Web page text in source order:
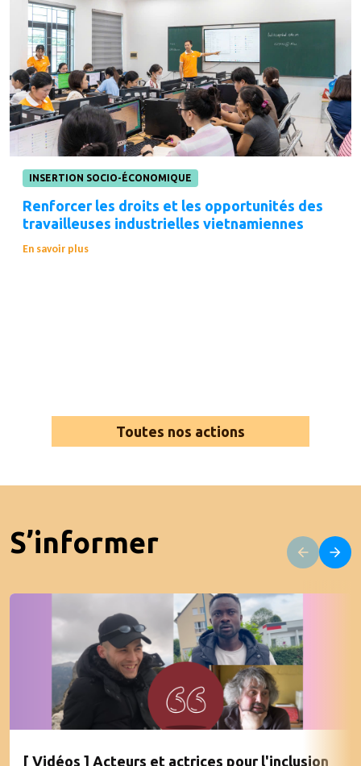
INSERTION SOCIO-ÉCONOMIQUE
Renforcer les droits et les opportunités des
travailleuses industrielles vietnamiennes
En savoir plus
Toutes nos actions
S’informer
[ Vidéos ] Acteurs et actrices pour l'inclusion